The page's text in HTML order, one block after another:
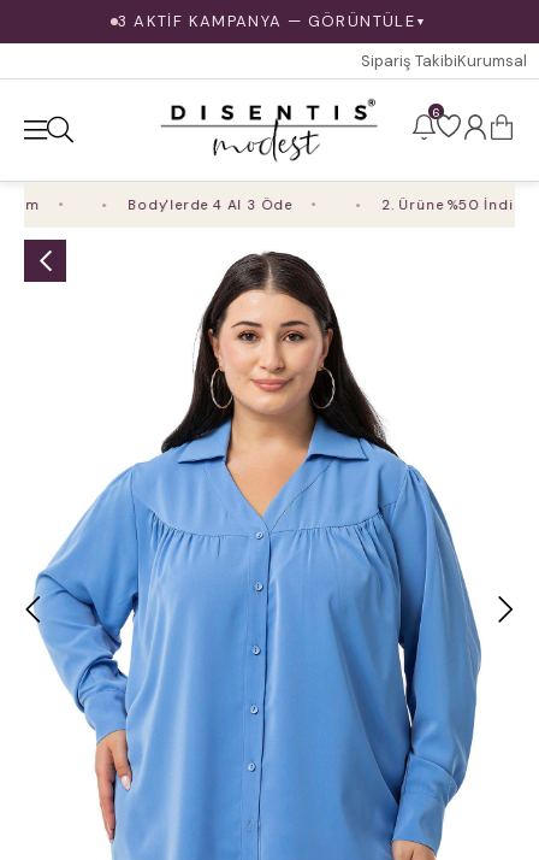
3 AKTİF KAMPANYA — GÖRÜNTÜLE ▼
Sipariş TakibiKurumsal
6
Body'lerde 4 Al 3 Öde 2. Ürüne %50 İndirim